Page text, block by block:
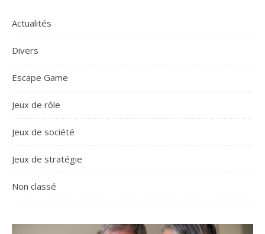
Actualités
Divers
Escape Game
Jeux de rôle
Jeux de société
Jeux de stratégie
Non classé